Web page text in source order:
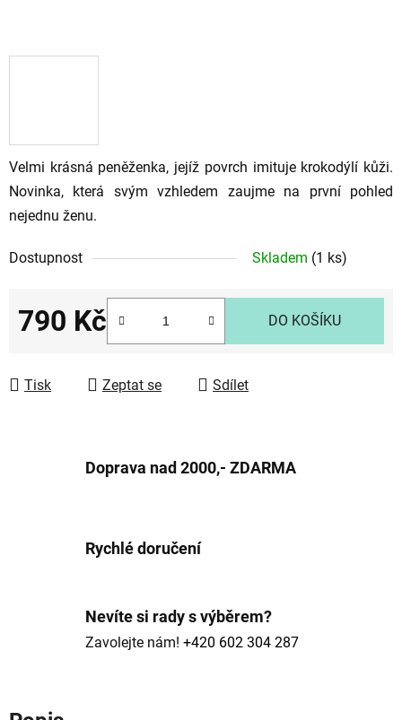
Velmi krásná peněženka, jejíž povrch imituje krokodýlí kůži.
Novinka, která svým vzhledem zaujme na první pohled
nejednu ženu.
Dostupnost Skladem (1 ks)
790 Kč DO KOŠÍKU
Tisk Zeptat se Sdílet
Doprava nad 2000,- ZDARMA
Rychlé doručení
Nevíte si rady s výběrem?
Zavolejte nám! +420 602 304 287